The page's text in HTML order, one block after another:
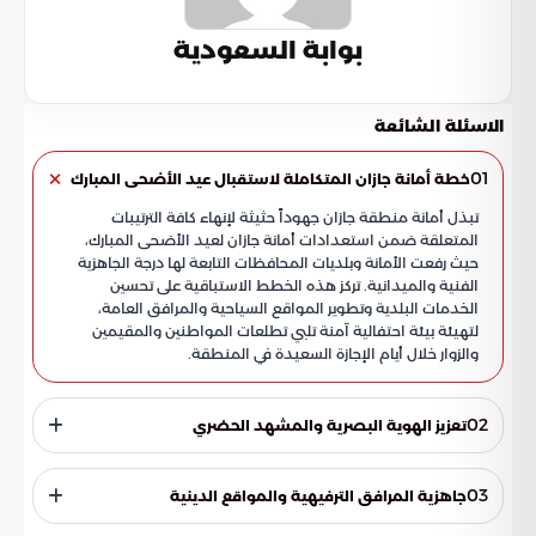
بوابة السعودية
الاسئلة الشائعة
01خطة أمانة جازان المتكاملة لاستقبال عيد الأضحى المبارك
تبذل أمانة منطقة جازان جهوداً حثيثة لإنهاء كافة الترتيبات
المتعلقة ضمن استعدادات أمانة جازان لعيد الأضحى المبارك،
حيث رفعت الأمانة وبلديات المحافظات التابعة لها درجة الجاهزية
الفنية والميدانية. تركز هذه الخطط الاستباقية على تحسين
الخدمات البلدية وتطوير المواقع السياحية والمرافق العامة،
لتهيئة بيئة احتفالية آمنة تلبي تطلعات المواطنين والمقيمين
والزوار خلال أيام الإجازة السعيدة في المنطقة.
02تعزيز الهوية البصرية والمشهد الحضري
أشارت التقارير إلى نجاح الفرق الميدانية في تركيب أكثر من 3,000
مجسم جمالي وإضاءات فنية مبتكرة، تم توزيعها بعناية في
الميادين والتقاطعات الحيوية لإضفاء روح البهجة على شوارع
03جاهزية المرافق الترفيهية والمواقع الدينية